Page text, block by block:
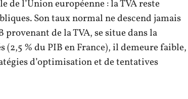
de l’Union européenne : la TVA reste
Son taux normal ne descend jamais
provenant de la TVA, se situe dans la
(2,5 % du PIB en France), il demeure faible,
d’optimisation et de tentatives